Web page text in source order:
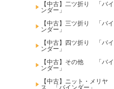
【中古】二ツ折り 「バイ
ンダー」
【中古】三ツ折り 「バイ
ンダー」
【中古】四ツ折り 「バイ
ンダー」
【中古】その他 「バイ
ンダー」
【中古】ニット・メリヤ
ス 「バインダー」